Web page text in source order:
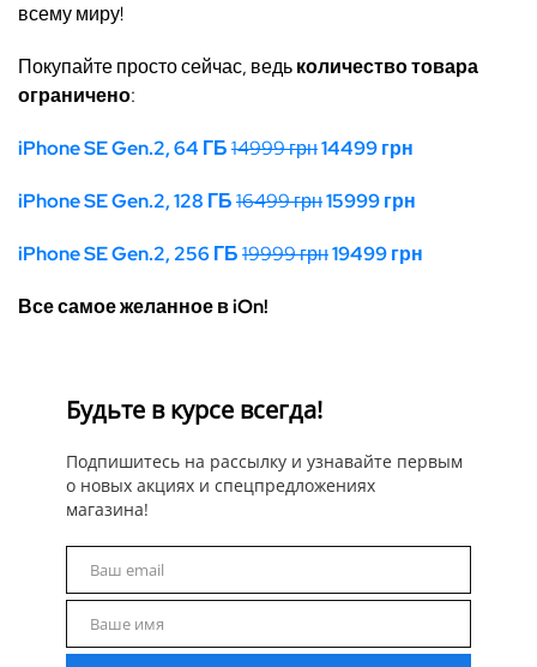
всему миру!
Покупайте просто сейчас, ведьколичество товара
ограничено:
iPhone SE Gen.2, 64 ГБ14999 грн14499 грн
iPhone SE Gen.2, 128 ГБ16499 грн15999 грн
iPhone SE Gen.2, 256 ГБ19999 грн19499 грн
Все самое желанное в iOn!
Будьте в курсе всегда!
Подпишитесь на рассылку и узнавайте первым
о новых акциях и спецпредложениях
магазина!
Email
Ваш email
Name
Ваше имя